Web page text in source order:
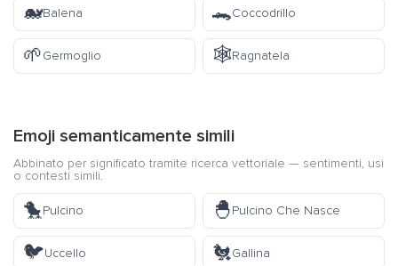
🐋Balena 🐊Coccodrillo
🌱Germoglio 🕸️Ragnatela
Emoji semanticamente simili
Abbinato per significato tramite ricerca vettoriale — sentimenti, usi
o contesti simili.
🐤Pulcino 🐣Pulcino Che Nasce
🐦Uccello 🐔Gallina